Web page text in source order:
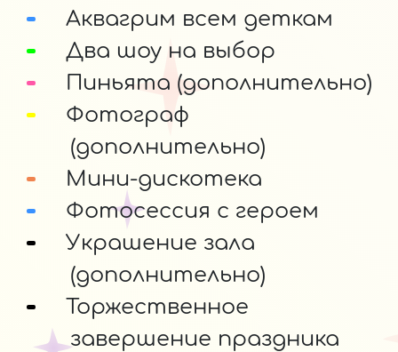
Аквагрим всем деткам
Два шоу на выбор
Пиньята (дополнительно)
Фотограф
(дополнительно)
Мини-дискотека
Фотосессия с героем
Украшение зала
(дополнительно)
Торжественное
завершение праздника